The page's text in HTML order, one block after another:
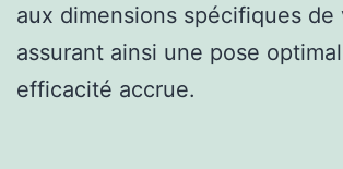
aux dimensions spécifiques de
assurant ainsi une pose
efficacité accrue.